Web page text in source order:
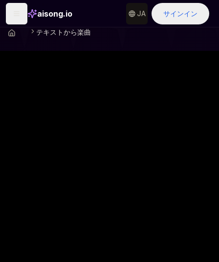
aisong.io JA サインイン
テキストから楽曲